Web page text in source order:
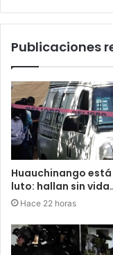
Publicaciones
Huauchinango está
luto: hallan sin
Hace 22 horas